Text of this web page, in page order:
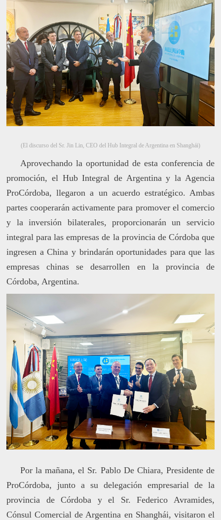
(El discurso del Sr. Jin Lin, CEO del Hub Integral de Argentina en Shanghái)
Aprovechando la oportunidad de esta conferencia de
promoción, el Hub Integral de Argentina y la Agencia
ProCórdoba, llegaron a un acuerdo estratégico. Ambas
partes cooperarán activamente para promover el comercio
y la inversión bilaterales, proporcionarán un servicio
integral para las empresas de la provincia de Córdoba que
ingresen a China y brindarán oportunidades para que las
empresas chinas se desarrollen en la provincia de
Córdoba, Argentina.
Por la mañana, el Sr. Pablo De Chiara, Presidente de
ProCórdoba, junto a su delegación empresarial de la
provincia de Córdoba y el Sr. Federico Avramides,
Cónsul Comercial de Argentina en Shanghái, visitaron el